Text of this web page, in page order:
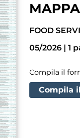
FOOD
05/2026| 1
Compila il
Compila